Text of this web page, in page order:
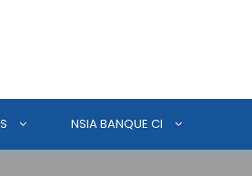
NSIA BANQUE CI